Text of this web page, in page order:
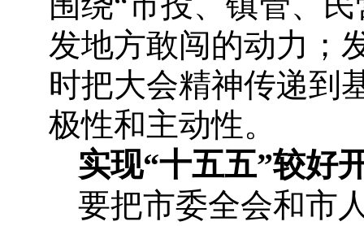
发地方敢闯的动力；
时把大会精神传递到
极性和主动性。
实现“十五五”较好
要把市委全会和市